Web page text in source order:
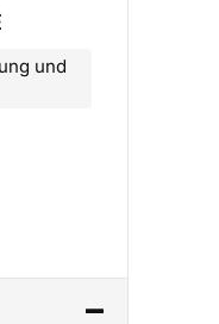
und